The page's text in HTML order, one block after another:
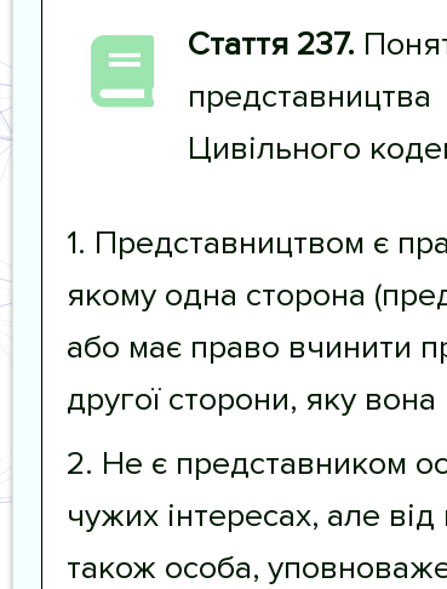
Стаття 237.
представництва
Цивільного
1. Представництвом є
якому одна сторона
або має право вчинити
другої сторони, яку
2. Не є представником
чужих інтересах, але від
також особа,